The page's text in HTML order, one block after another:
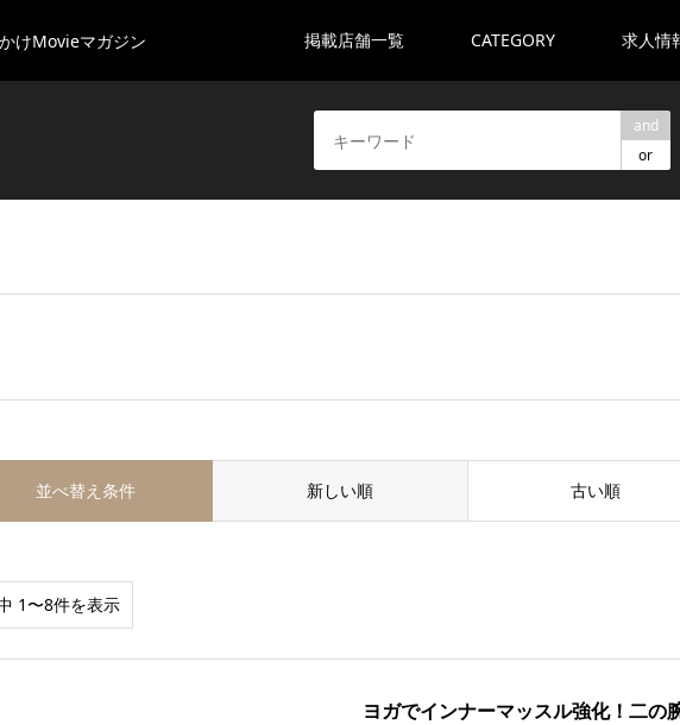
けMovieマガジン 掲載店舗一覧 CATEGORY 求人情
and
or
並べ替え条件 新しい順 古い順
1〜8件を表示
ヨガでインナーマッスル強化！二の